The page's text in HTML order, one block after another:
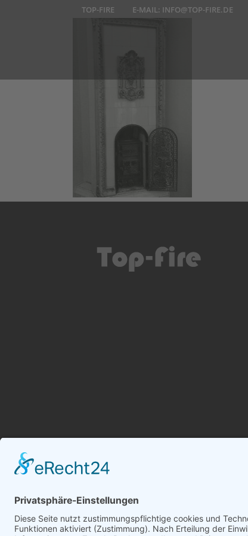
TOP-FIRE E-MAIL: INFO@TOP-FIRE.DE